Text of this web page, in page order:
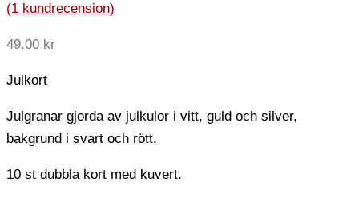
(1 kundrecension)
49.00 kr
Julkort
Julgranar gjorda av julkulor i vitt, guld och silver,
bakgrund i svart och rött.
10 st dubbla kort med kuvert.